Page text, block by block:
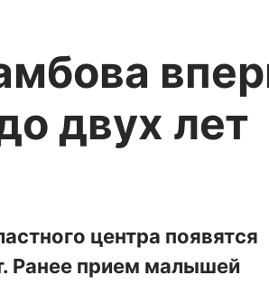
двух лет
центра появятся
Ранее прием малышей